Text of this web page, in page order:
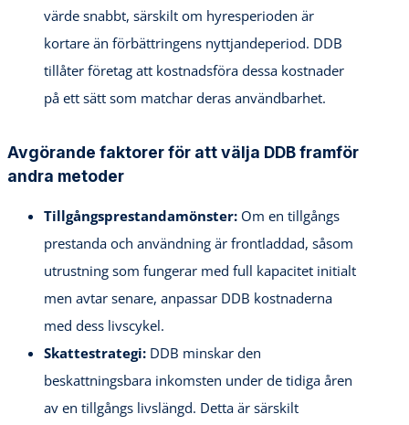
värde snabbt, särskilt om hyresperioden är
kortare än förbättringens nyttjandeperiod. DDB
tillåter företag att kostnadsföra dessa kostnader
på ett sätt som matchar deras användbarhet.
Avgörande faktorer för att välja DDB framför
andra metoder
Tillgångsprestandamönster: Om en tillgångs
prestanda och användning är frontladdad, såsom
utrustning som fungerar med full kapacitet initialt
men avtar senare, anpassar DDB kostnaderna
med dess livscykel.
Skattestrategi: DDB minskar den
beskattningsbara inkomsten under de tidiga åren
av en tillgångs livslängd. Detta är särskilt